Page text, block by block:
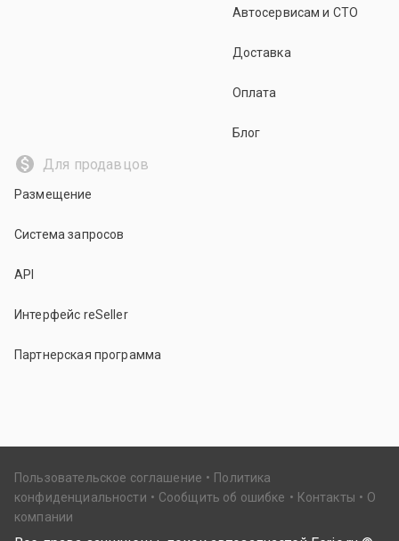
Автосервисам и СТО
Доставка
Оплата
Блог
Для продавцов
Размещение
Система запросов
API
Интерфейс reSeller
Партнерская программа
Пользовательское соглашение
Политика
конфиденциальности
Сообщить об ошибке Контакты
О
компании